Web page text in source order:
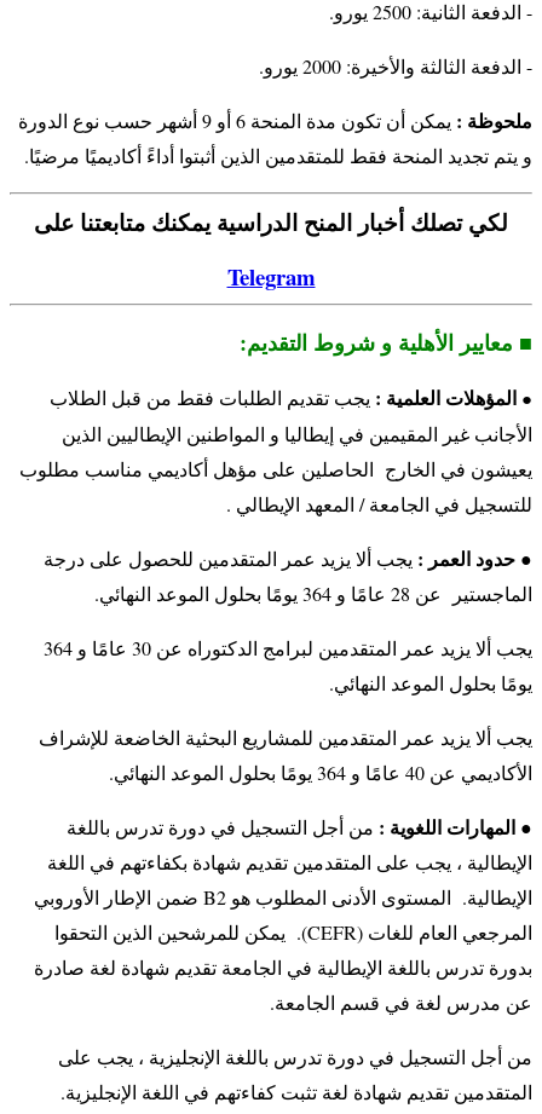
- الدفعة الثانية: 2500 يورو.
- الدفعة الثالثة والأخيرة: 2000 يورو.
ملحوظة :
يمكن أن تكون مدة المنحة 6 أو 9 أشهر حسب نوع الدورة
و يتم تجديد المنحة فقط للمتقدمين الذين أثبتوا أداءً أكاديميًا مرضيًا.
لكي تصلك أخبار المنح الدراسية يمكنك متابعتنا على
Telegram
■ معايير الأهلية و شروط التقديم:
● المؤهلات العلمية : يجب تقديم الطلبات فقط من قبل الطلاب
الأجانب غير المقيمين في إيطاليا و المواطنين الإيطاليين الذين
يعيشون في الخارج الحاصلين على مؤهل أكاديمي مناسب مطلوب
للتسجيل في الجامعة / المعهد الإيطالي .
● حدود العمر : يجب ألا يزيد عمر المتقدمين للحصول على درجة
الماجستير عن 28 عامًا و 364 يومًا بحلول الموعد النهائي.
يجب ألا يزيد عمر المتقدمين لبرامج الدكتوراه عن 30 عامًا و 364
يومًا بحلول الموعد النهائي.
يجب ألا يزيد عمر المتقدمين للمشاريع البحثية الخاضعة للإشراف
الأكاديمي عن 40 عامًا و 364 يومًا بحلول الموعد النهائي.
● المهارات اللغوية : من أجل التسجيل في دورة تدرس باللغة
الإيطالية ، يجب على المتقدمين تقديم شهادة بكفاءتهم في اللغة
الإيطالية. المستوى الأدنى المطلوب هو B2 ضمن الإطار الأوروبي
المرجعي العام للغات (CEFR). يمكن للمرشحين الذين التحقوا
بدورة تدرس باللغة الإيطالية في الجامعة تقديم شهادة لغة صادرة
عن مدرس لغة في قسم الجامعة.
من أجل التسجيل في دورة تدرس باللغة الإنجليزية ، يجب على
المتقدمين تقديم شهادة لغة تثبت كفاءتهم في اللغة الإنجليزية.